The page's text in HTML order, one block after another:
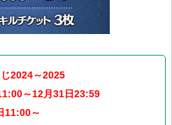
2024～2025
～12月31日23:59
11:00～